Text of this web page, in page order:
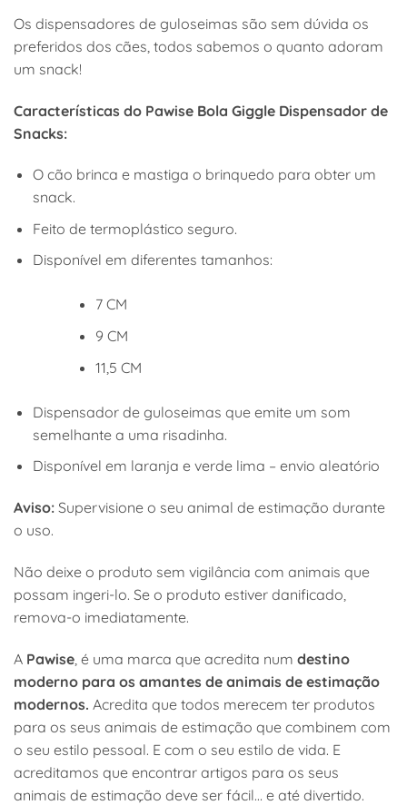
Os dispensadores de guloseimas são sem dúvida os
preferidos dos cães, todos sabemos o quanto adoram
um snack!
Características do Pawise Bola Giggle Dispensador de
Snacks:
O cão brinca e mastiga o brinquedo para obter um
snack.
Feito de termoplástico seguro.
Disponível em diferentes tamanhos:
7 CM
9 CM
11,5 CM
Dispensador de guloseimas que emite um som
semelhante a uma risadinha.
Disponível em laranja e verde lima – envio aleatório
Aviso: Supervisione o seu animal de estimação durante
o uso.
Não deixe o produto sem vigilância com animais que
possam ingeri-lo. Se o produto estiver danificado,
remova-o imediatamente.
A Pawise , é uma marca que acredita num destino
moderno para os amantes de animais de estimação
modernos. Acredita que todos merecem ter produtos
para os seus animais de estimação que combinem com
o seu estilo pessoal. E com o seu estilo de vida. E
acreditamos que encontrar artigos para os seus
animais de estimação deve ser fácil… e até divertido.